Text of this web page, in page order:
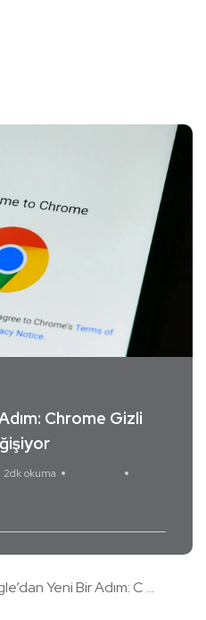
Chrome Gizli
2dk okuma
Yeni Bir Adım: C ...